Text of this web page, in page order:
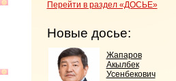
Перейти в раздел «ДОСЬЕ»
Новые досье:
Жапаров
Акылбек
Усенбекович